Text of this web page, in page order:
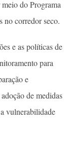
do Programa
no corredor seco.
e as políticas de
para
e
de medidas
vulnerabilidade